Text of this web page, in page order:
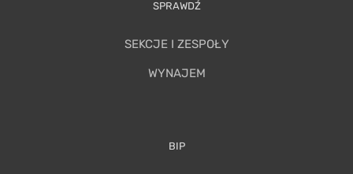
SPRAWDŹ
SEKCJE I ZESPOŁY
WYNAJEM
BIP